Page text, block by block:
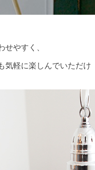
せやすく、
気軽に楽しんでいただけ